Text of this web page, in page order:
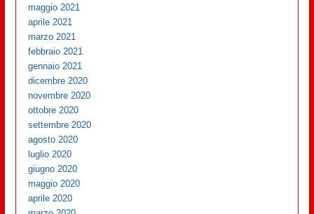
maggio 2021
aprile 2021
marzo 2021
febbraio 2021
gennaio 2021
dicembre 2020
novembre 2020
ottobre 2020
settembre 2020
agosto 2020
luglio 2020
giugno 2020
maggio 2020
aprile 2020